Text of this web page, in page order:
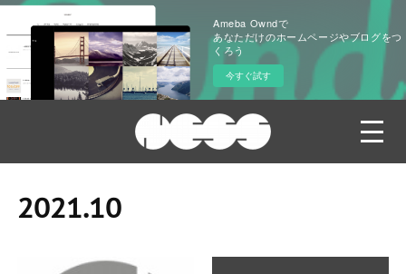
Ameba Owndで
あなただけのホームページやブログをつ
くろう
今すぐ試す
2021.10